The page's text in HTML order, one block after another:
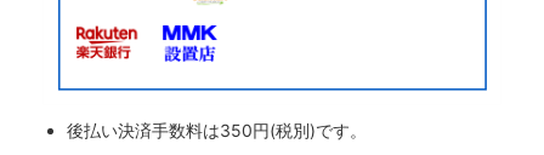
後払い決済手数料は350円(税別)です。